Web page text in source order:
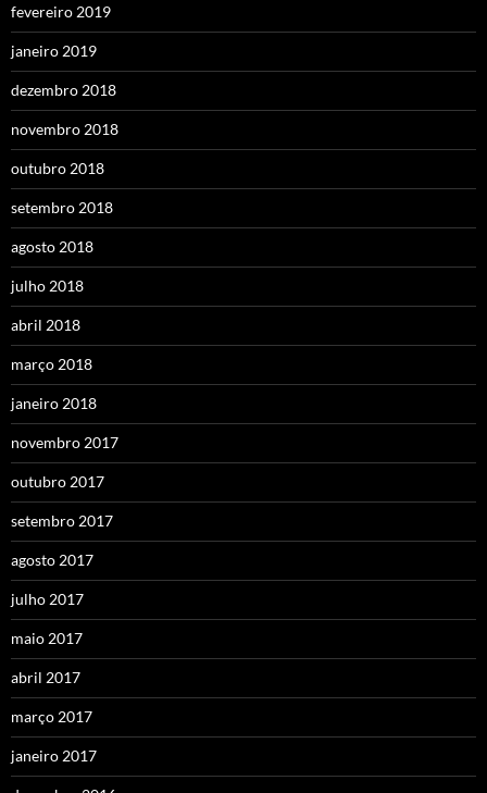
fevereiro 2019
janeiro 2019
dezembro 2018
novembro 2018
outubro 2018
setembro 2018
agosto 2018
julho 2018
abril 2018
março 2018
janeiro 2018
novembro 2017
outubro 2017
setembro 2017
agosto 2017
julho 2017
maio 2017
abril 2017
março 2017
janeiro 2017